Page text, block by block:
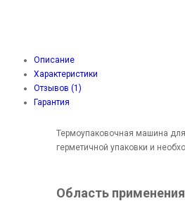
Описание
Характеристики
Отзывов (1)
Гарантия
Термоупаковочная машина
герметичной упаковки и
Область применения